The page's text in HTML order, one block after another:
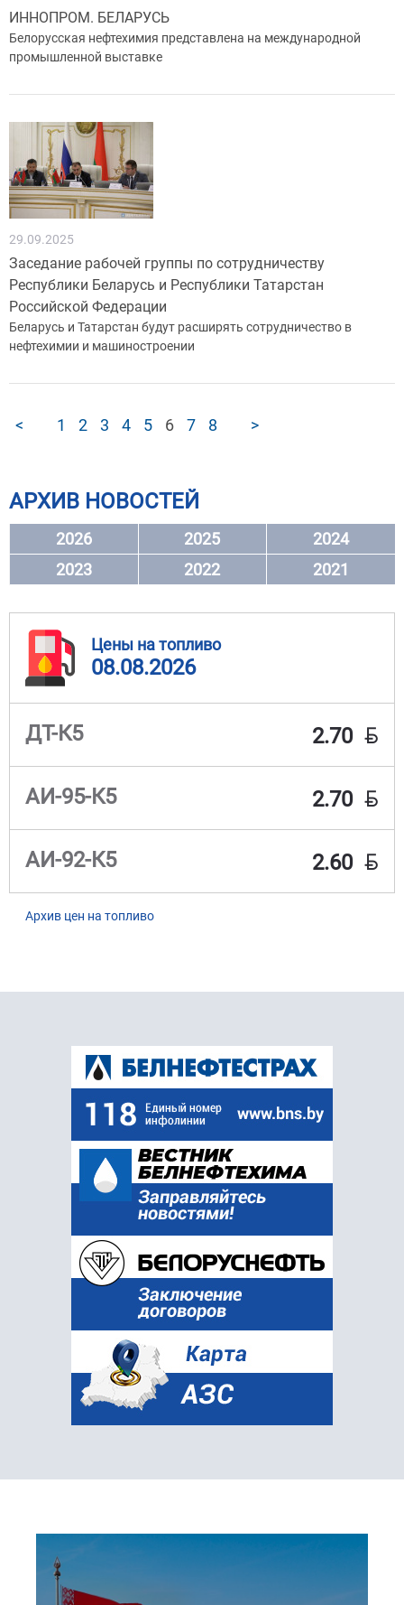
ИННОПРОМ. БЕЛАРУСЬ
Белорусская нефтехимия представлена на международной
промышленной выставке
29.09.2025
Заседание рабочей группы по сотрудничеству
Республики Беларусь и Республики Татарстан
Российской Федерации
Беларусь и Татарстан будут расширять сотрудничество в
нефтехимии и машиностроении
< 1 2 3 4 5 6 7 8 >
АРХИВ НОВОСТЕЙ
2026 2025
2024
2023
2022 2021
Цены на топливо
08.08.2026
ДТ-К5 2.70 BYN
АИ-95-К5 2.70 BYN
АИ-92-К5 2.60 BYN
Архив цен на топливо